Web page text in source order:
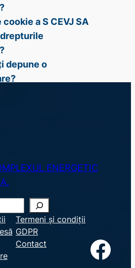
a S CEVJ SA
depune o
ENERGETIC
Termeni și condiții
GDPR
Contact
Facebook